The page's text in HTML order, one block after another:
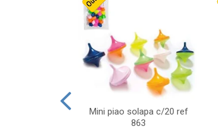
Mini piao solapa c/20 ref
863